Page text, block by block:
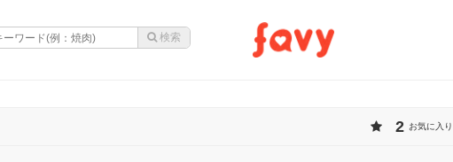
2 お気に入り